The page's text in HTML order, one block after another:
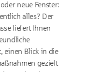
neue Fenster:
alles? Der
liefert Ihnen
einen Blick in die
gezielt